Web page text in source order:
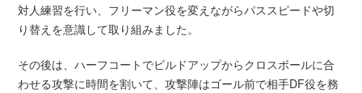
対人練習を行い、フリーマン役を変えながらパススピードや切
り替えを意識して取り組みました。
その後は、ハーフコートでビルドアップからクロスボールに合
わせる攻撃に時間を割いて、攻撃陣はゴール前で相手DF役を務